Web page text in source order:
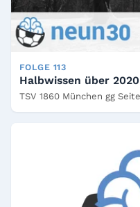
FOLGE 113
Halbwissen über 2020
TSV 1860 München gg